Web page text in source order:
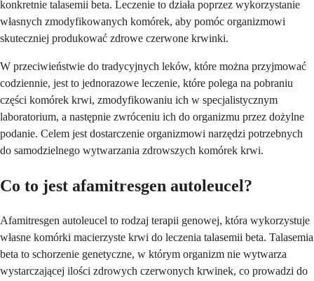
konkretnie talasemii beta. Leczenie to działa poprzez wykorzystanie
własnych zmodyfikowanych komórek, aby pomóc organizmowi
skuteczniej produkować zdrowe czerwone krwinki.
W przeciwieństwie do tradycyjnych leków, które można przyjmować
codziennie, jest to jednorazowe leczenie, które polega na pobraniu
części komórek krwi, zmodyfikowaniu ich w specjalistycznym
laboratorium, a następnie zwróceniu ich do organizmu przez dożylne
podanie. Celem jest dostarczenie organizmowi narzędzi potrzebnych
do samodzielnego wytwarzania zdrowszych komórek krwi.
Co to jest afamitresgen autoleucel?
Afamitresgen autoleucel to rodzaj terapii genowej, która wykorzystuje
własne komórki macierzyste krwi do leczenia talasemii beta. Talasemia
beta to schorzenie genetyczne, w którym organizm nie wytwarza
wystarczającej ilości zdrowych czerwonych krwinek, co prowadzi do